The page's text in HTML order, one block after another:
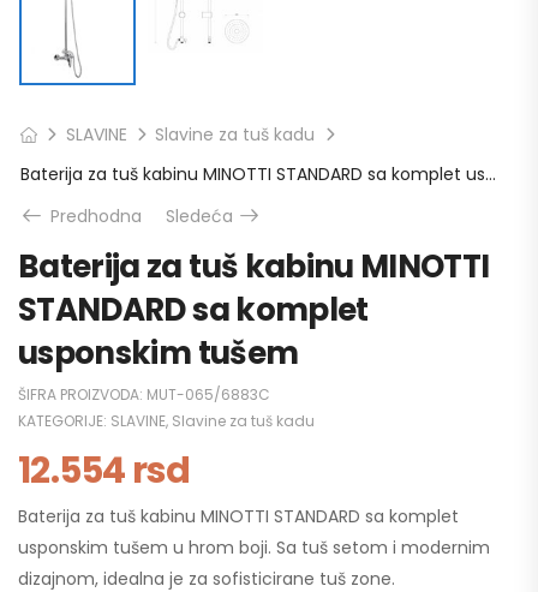
SLAVINE
Slavine za tuš kadu
Baterija za tuš kabinu MINOTTI STANDARD sa komplet usponskim tušem
Predhodna
Sledeća
Baterija za tuš kabinu MINOTTI
STANDARD sa komplet
usponskim tušem
ŠIFRA PROIZVODA: MUT-065/6883C
KATEGORIJE: SLAVINE, Slavine za tuš kadu
12.554rsd
Baterija za tuš kabinu MINOTTI STANDARD sa komplet
usponskim tušem u hrom boji. Sa tuš setom i modernim
dizajnom, idealna je za sofisticirane tuš zone.